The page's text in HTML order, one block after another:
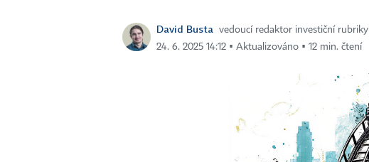
David Busta
vedoucí redaktor investiční rubriky
24. 6. 2025 14:12 ▪ Aktualizováno ▪ 12 min. čtení